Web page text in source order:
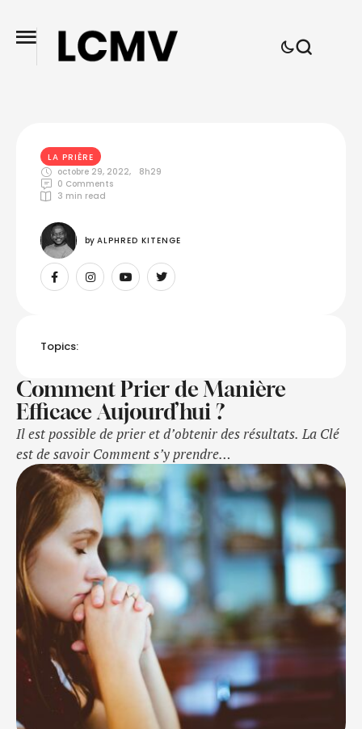
LA PRIÈRE
octobre 29, 2022,
8h29
0 Comments
3 min read
by ALPHRED KITENGE
Topics:
Comment Prier de Manière
Efficace Aujourd’hui ?
Il est possible de prier et d’obtenir des résultats. La Clé
est de savoir Comment s’y prendre…